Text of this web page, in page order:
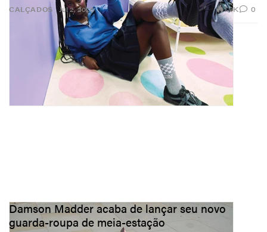
CALÇADOS Jul 2, 2026 1.9K 0
Damson Madder acaba de lançar seu novo
guarda-roupa de meia-estação